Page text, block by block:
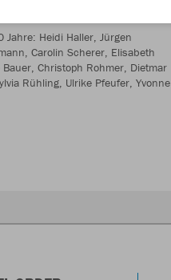
Heidi Haller, Jürgen
Carolin Scherer, Elisabeth
Christoph Rohmer, Dietmar
Rühling, Ulrike Pfeufer, Yvonne